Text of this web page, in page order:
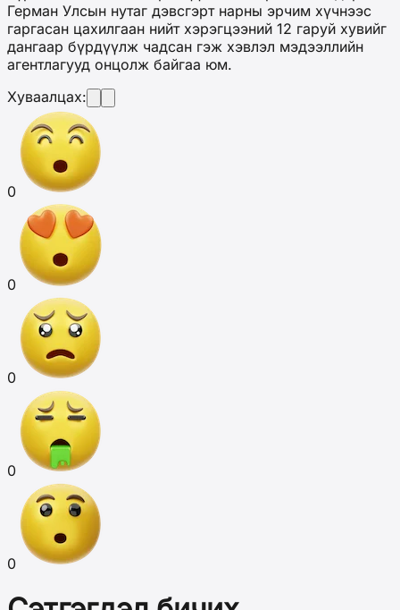
Герман Улсын нутаг дэвсгэрт нарны эрчим хүчнээс
гаргасан цахилгаан нийт хэрэгцээний 12 гаруй хувийг
дангаар бүрдүүлж чадсан гэж хэвлэл мэдээллийн
агентлагууд онцолж байгаа юм.
Хуваалцах:
0
0
0
0
0